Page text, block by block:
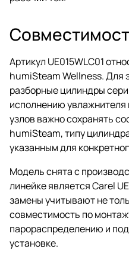
Артикул UE015WLC01
humiSteam Wellness. Для
разборные цилиндры
исполнению
узлов важно сохранять
humiSteam, типу
указанным для
Модель снята с
линейке является Carel
замены учитывают не
совместимость по
парораспределению и
установке.